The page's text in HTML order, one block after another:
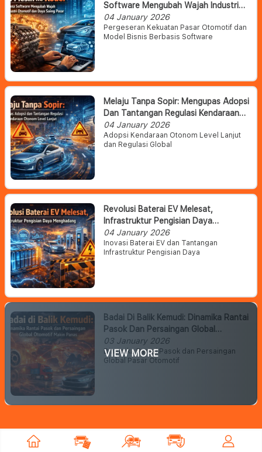
Software Mengubah Wajah Industri
Otomotif Dan Daya Saing Pasar
04 January 2026
Pergeseran Kekuatan Pasar Otomotif dan
Model Bisnis Berbasis Software
Melaju Tanpa Sopir: Mengupas Adopsi
Dan Tantangan Regulasi Kendaraan
Otonom Level Lanjut
04 January 2026
Adopsi Kendaraan Otonom Level Lanjut
dan Regulasi Global
Revolusi Baterai EV Melesat,
Infrastruktur Pengisian Daya
Menghadang
04 January 2026
Inovasi Baterai EV dan Tantangan
Infrastruktur Pengisian Daya
Badai Di Balik Kemudi: Dinamika Rantai
Pasok Dan Persaingan Global
Otomotif Makin Panas
03 January 2026
Dinamika Rantai Pasok dan Persaingan
Global Pasar Otomotif
VIEW MORE